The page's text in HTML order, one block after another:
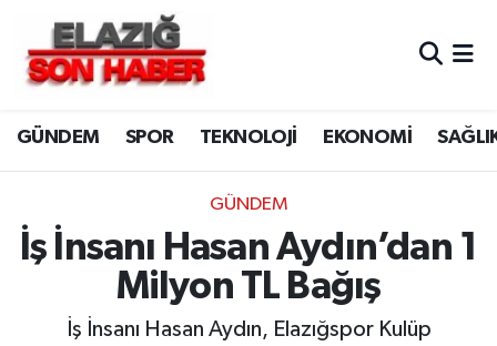
GÜNDEM SPOR TEKNOLOJİ EKONOMİ
GÜNDEM
İş İnsanı Hasan Aydın’dan 1
Milyon TL Bağış
İş İnsanı Hasan Aydın, Elazığspor Kulüp
CANLI YAYIN
ASAYİŞ
BİLİM VE TEKNOLOJİ
DÜNYA
Merkez Hava Durumu
Merkez Trafik Yoğunluk Haritası
Süper Lig Puan Durumu ve Fikstür
Tüm Manşetler
Son Dakika Haberleri